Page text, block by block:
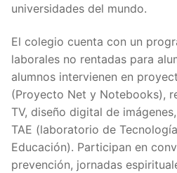
universidades del mundo.
El colegio cuenta con un
laborales no rentadas para
alumnos intervienen en
(Proyecto Net y Notebooks),
TV, diseño digital de
TAE (laboratorio de
Educación). Participan en
prevención, jornadas